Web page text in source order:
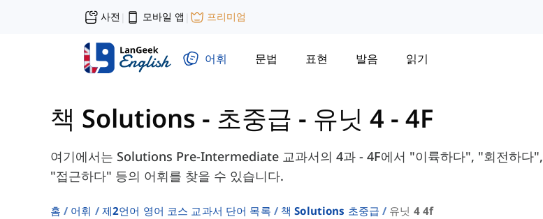
사전 | 모바일 앱 | 프리미엄
어휘 문법 표현 발음 읽기
책 Solutions - 초중급 - 유닛 4 - 4F
여기에서는 Solutions Pre-Intermediate 교과서의 4과 - 4F에서 "이륙하다", "회전하다",
"접근하다" 등의 어휘를 찾을 수 있습니다.
홈 어휘 제2언어 영어 코스 교과서 단어 목록 책 Solutions 초중급 유닛 4 4f